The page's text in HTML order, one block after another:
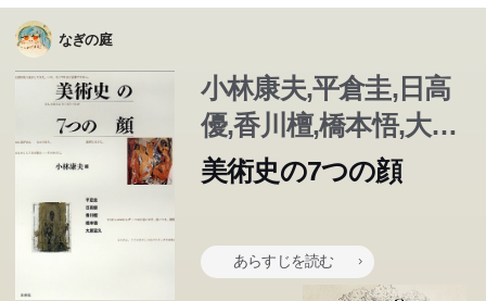
なぎの庭
小林康夫,平倉圭,日高
優,香川檀,橋本悟,大原
宣久
美術史の7つの顔
あらすじを読む